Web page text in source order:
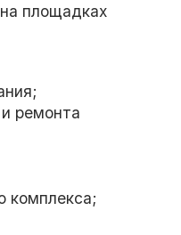
площадках
ремонта
комплекса;